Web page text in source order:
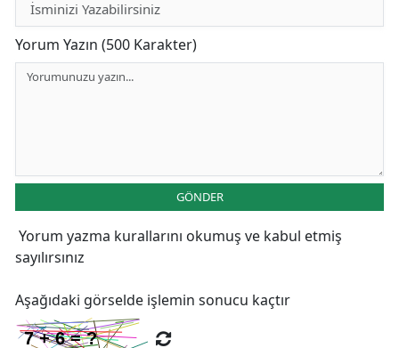
Yorum Yazın (500 Karakter)
GÖNDER
Yorum yazma kurallarını okumuş ve kabul etmiş
sayılırsınız
Aşağıdaki görselde işlemin sonucu kaçtır